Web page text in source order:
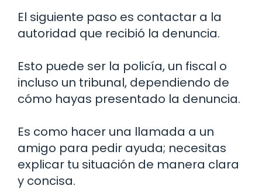
El siguiente paso es contactar a la
autoridad que recibió la denuncia.
Esto puede ser la policía, un fiscal o
incluso un tribunal, dependiendo de
cómo hayas presentado la denuncia.
Es como hacer una llamada a un
amigo para pedir ayuda; necesitas
explicar tu situación de manera clara
y concisa.